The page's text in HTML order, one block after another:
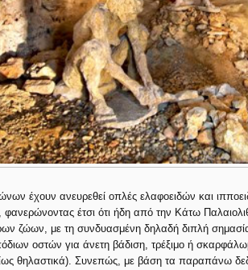
έχουν ανευρεθεί οπλές ελαφοειδών και
έτσι ότι ήδη από την Κάτω
ζώων, με τη συνδυασμένη δηλαδή διπλή σημασία
οστών για άνετη βάδιση, τρέξιμο ή
θηλαστικά). Συνεπώς, με βάση τα παραπάνω